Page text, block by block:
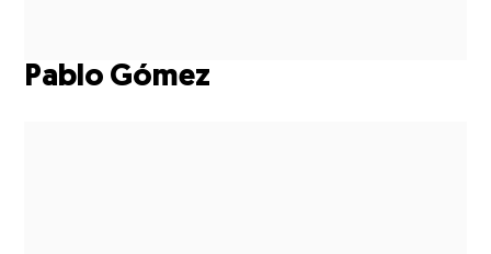
Pablo Gómez